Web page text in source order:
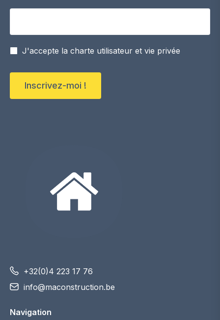
J'accepte la charte utilisateur et vie privée
Inscrivez-moi !
+32(0)4 223 17 76
info@maconstruction.be
Navigation